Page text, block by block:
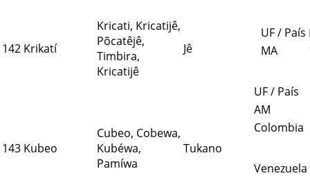
142 Krikatí
Kricati, Kricatijê,
Põcatêjê,
Timbira,
Kricatijê
Jê
UF / País
MA
143 Kubeo
Cubeo, Cobewa,
Kubéwa,
Pamíwa
Tukano
UF / País
AM
Colombia
Venezuela